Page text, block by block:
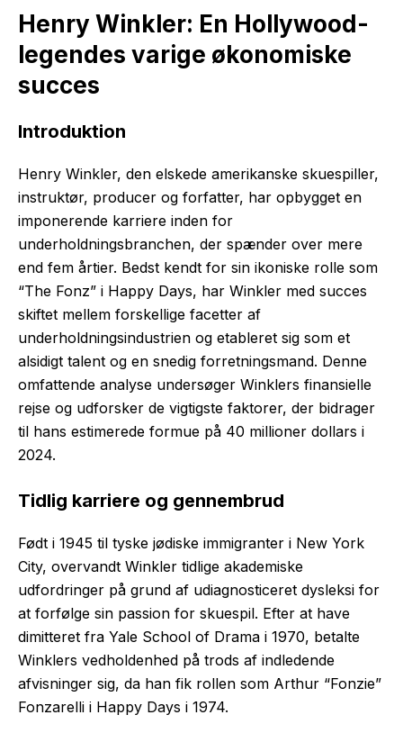
Henry Winkler: En Hollywood-
legendes varige økonomiske
succes
Introduktion
Henry Winkler, den elskede amerikanske skuespiller,
instruktør, producer og forfatter, har opbygget en
imponerende karriere inden for
underholdningsbranchen, der spænder over mere
end fem årtier. Bedst kendt for sin ikoniske rolle som
“The Fonz” i Happy Days, har Winkler med succes
skiftet mellem forskellige facetter af
underholdningsindustrien og etableret sig som et
alsidigt talent og en snedig forretningsmand. Denne
omfattende analyse undersøger Winklers finansielle
rejse og udforsker de vigtigste faktorer, der bidrager
til hans estimerede formue på 40 millioner dollars i
2024.
Tidlig karriere og gennembrud
Født i 1945 til tyske jødiske immigranter i New York
City, overvandt Winkler tidlige akademiske
udfordringer på grund af udiagnosticeret dysleksi for
at forfølge sin passion for skuespil. Efter at have
dimitteret fra Yale School of Drama i 1970, betalte
Winklers vedholdenhed på trods af indledende
afvisninger sig, da han fik rollen som Arthur “Fonzie”
Fonzarelli i Happy Days i 1974.